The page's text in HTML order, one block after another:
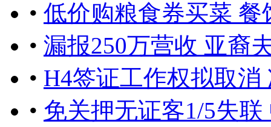
• 低价购粮食券买菜 餐
• 漏报250万营收 亚裔
• H4签证工作权拟取
• 免关押无证客1/5失